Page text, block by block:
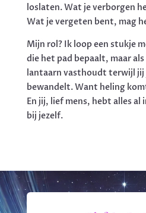
loslaten. Wat je verborgen
Wat je vergeten bent, mag
Mijn rol? Ik loop een stukje
die het pad bepaalt, maar
lantaarn vasthoudt terwijl jij
bewandelt. Want heling
En jij, lief mens, hebt alles al
bij jezelf.